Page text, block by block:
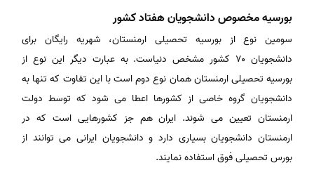
بورسیه مخصوص دانشجویان هفتاد کشور
سومین نوع از بورسیه تحصیلی ارمنستان، شهریه رایگان برای
دانشجویان ۷۰ کشور مشخص دنیاست. به عبارت دیگر این نوع از
بورسیه تحصیلی ارمنستان همان نوع دوم است با این تفاوت که تنها به
دانشجویان گروه خاصی از کشورها اعطا می شود که توسط دولت
ارمنستان تعیین می شوند. ایران هم جز کشورهایی است که در
ارمنستان دانشجویان بسیاری دارد و دانشجویان ایرانی می توانند از
بورس تحصیلی فوق استفاده نمایند.